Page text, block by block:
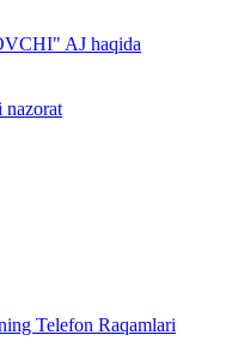
AJ haqida
nazorat
Telefon Raqamlari